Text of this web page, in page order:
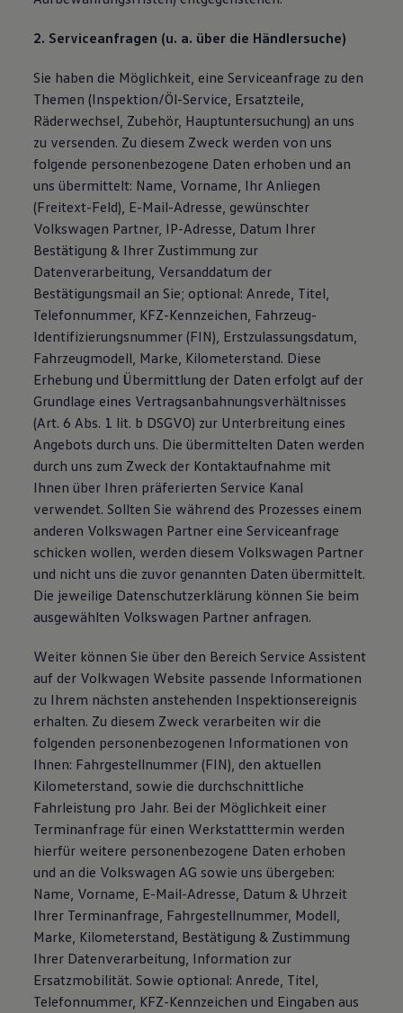
2. Serviceanfragen (u. a. über die Händlersuche)
Sie haben die Möglichkeit, eine Serviceanfrage zu den
Themen (Inspektion/Öl-Service, Ersatzteile,
Räderwechsel, Zubehör, Hauptuntersuchung) an uns
zu versenden. Zu diesem Zweck werden von uns
folgende personenbezogene Daten erhoben und an
uns übermittelt: Name, Vorname, Ihr Anliegen
(Freitext-Feld), E-Mail-Adresse, gewünschter
Volkswagen Partner, IP-Adresse, Datum Ihrer
Bestätigung & Ihrer Zustimmung zur
Datenverarbeitung, Versanddatum der
Bestätigungsmail an Sie; optional: Anrede, Titel,
Telefonnummer, KFZ-Kennzeichen, Fahrzeug-
Identifizierungsnummer (FIN), Erstzulassungsdatum,
Fahrzeugmodell, Marke, Kilometerstand. Diese
Erhebung und Übermittlung der Daten erfolgt auf der
Grundlage eines Vertragsanbahnungsverhältnisses
(Art. 6 Abs. 1 lit. b DSGVO) zur Unterbreitung eines
Angebots durch uns. Die übermittelten Daten werden
durch uns zum Zweck der Kontaktaufnahme mit
Ihnen über Ihren präferierten Service Kanal
verwendet. Sollten Sie während des Prozesses einem
anderen Volkswagen Partner eine Serviceanfrage
schicken wollen, werden diesem Volkswagen Partner
und nicht uns die zuvor genannten Daten übermittelt.
Die jeweilige Datenschutzerklärung können Sie beim
ausgewählten Volkswagen Partner anfragen.
Weiter können Sie über den Bereich Service Assistent
auf der Volkwagen Website passende Informationen
zu Ihrem nächsten anstehenden Inspektionsereignis
erhalten. Zu diesem Zweck verarbeiten wir die
folgenden personenbezogenen Informationen von
Ihnen: Fahrgestellnummer (FIN), den aktuellen
Kilometerstand, sowie die durchschnittliche
Fahrleistung pro Jahr. Bei der Möglichkeit einer
Terminanfrage für einen Werkstatttermin werden
hierfür weitere personenbezogene Daten erhoben
und an die Volkswagen AG sowie uns übergeben:
Name, Vorname, E-Mail-Adresse, Datum & Uhrzeit
Ihrer Terminanfrage, Fahrgestellnummer, Modell,
Marke, Kilometerstand, Bestätigung & Zustimmung
Ihrer Datenverarbeitung, Information zur
Ersatzmobilität. Sowie optional: Anrede, Titel,
Telefonnummer, KFZ-Kennzeichen und Eingaben aus